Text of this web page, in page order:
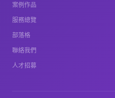
案例作品
服務總覽
部落格
聯絡我們
人才招募